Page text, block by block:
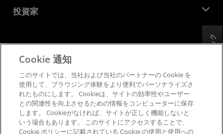
ケース スタディ
AMD パートナー ハブ
投資家
財務情報
取締役会
ガバナンス報告書
SEC 提出書類
プライバシー
商標
サプライ チェーンの透明性
公正でオープンな競争
英国税務戦略
Cookie ポリシー
フィードバック
Cookie 通知
このサイトでは、当社および当社のパートナーの Cookie を
使用して、ブラウジング体験をより便利でパーソナライズさ
れたものにします。 Cookieは、サイトの効率性やユーザー
との関連性を向上させるための情報をコンピューターに保存
します。 Cookieがなければ、サイトが正しく機能しないと
いう場合もあります。 このサイトにアクセスすることで、
Cookie ポリシーに記載されている Cookie の使用と使用への